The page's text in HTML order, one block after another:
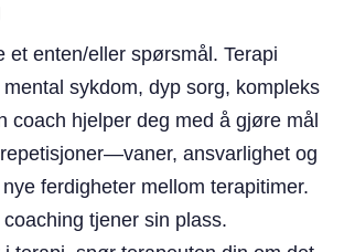
et enten/eller spørsmål. Terapi
mental sykdom, dyp sorg, kompleks
coach hjelper deg med å gjøre mål
ansvarlighet og
ferdigheter mellom terapitimer.
tjener sin plass.